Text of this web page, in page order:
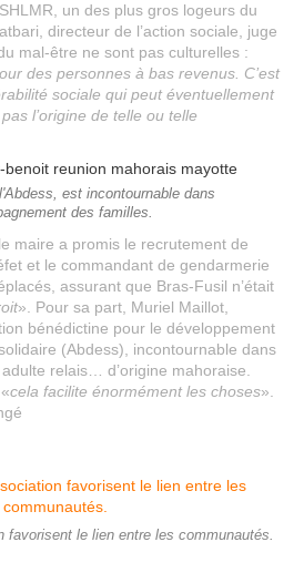
un des plus gros logeurs du
directeur de l’action sociale, juge
mal-être ne sont pas culturelles :
des personnes à bas revenus. C’est
sociale qui peut éventuellement
l’origine de telle ou telle
est incontournable dans
des familles.
maire a promis le recrutement de
et le commandant de gendarmerie
assurant que Bras-Fusil n’était
». Pour sa part, Muriel Maillot,
bénédictine pour le développement
(Abdess), incontournable dans
relais… d’origine mahoraise.
cela facilite énormément les choses».
favorisent le lien entre les communautés.